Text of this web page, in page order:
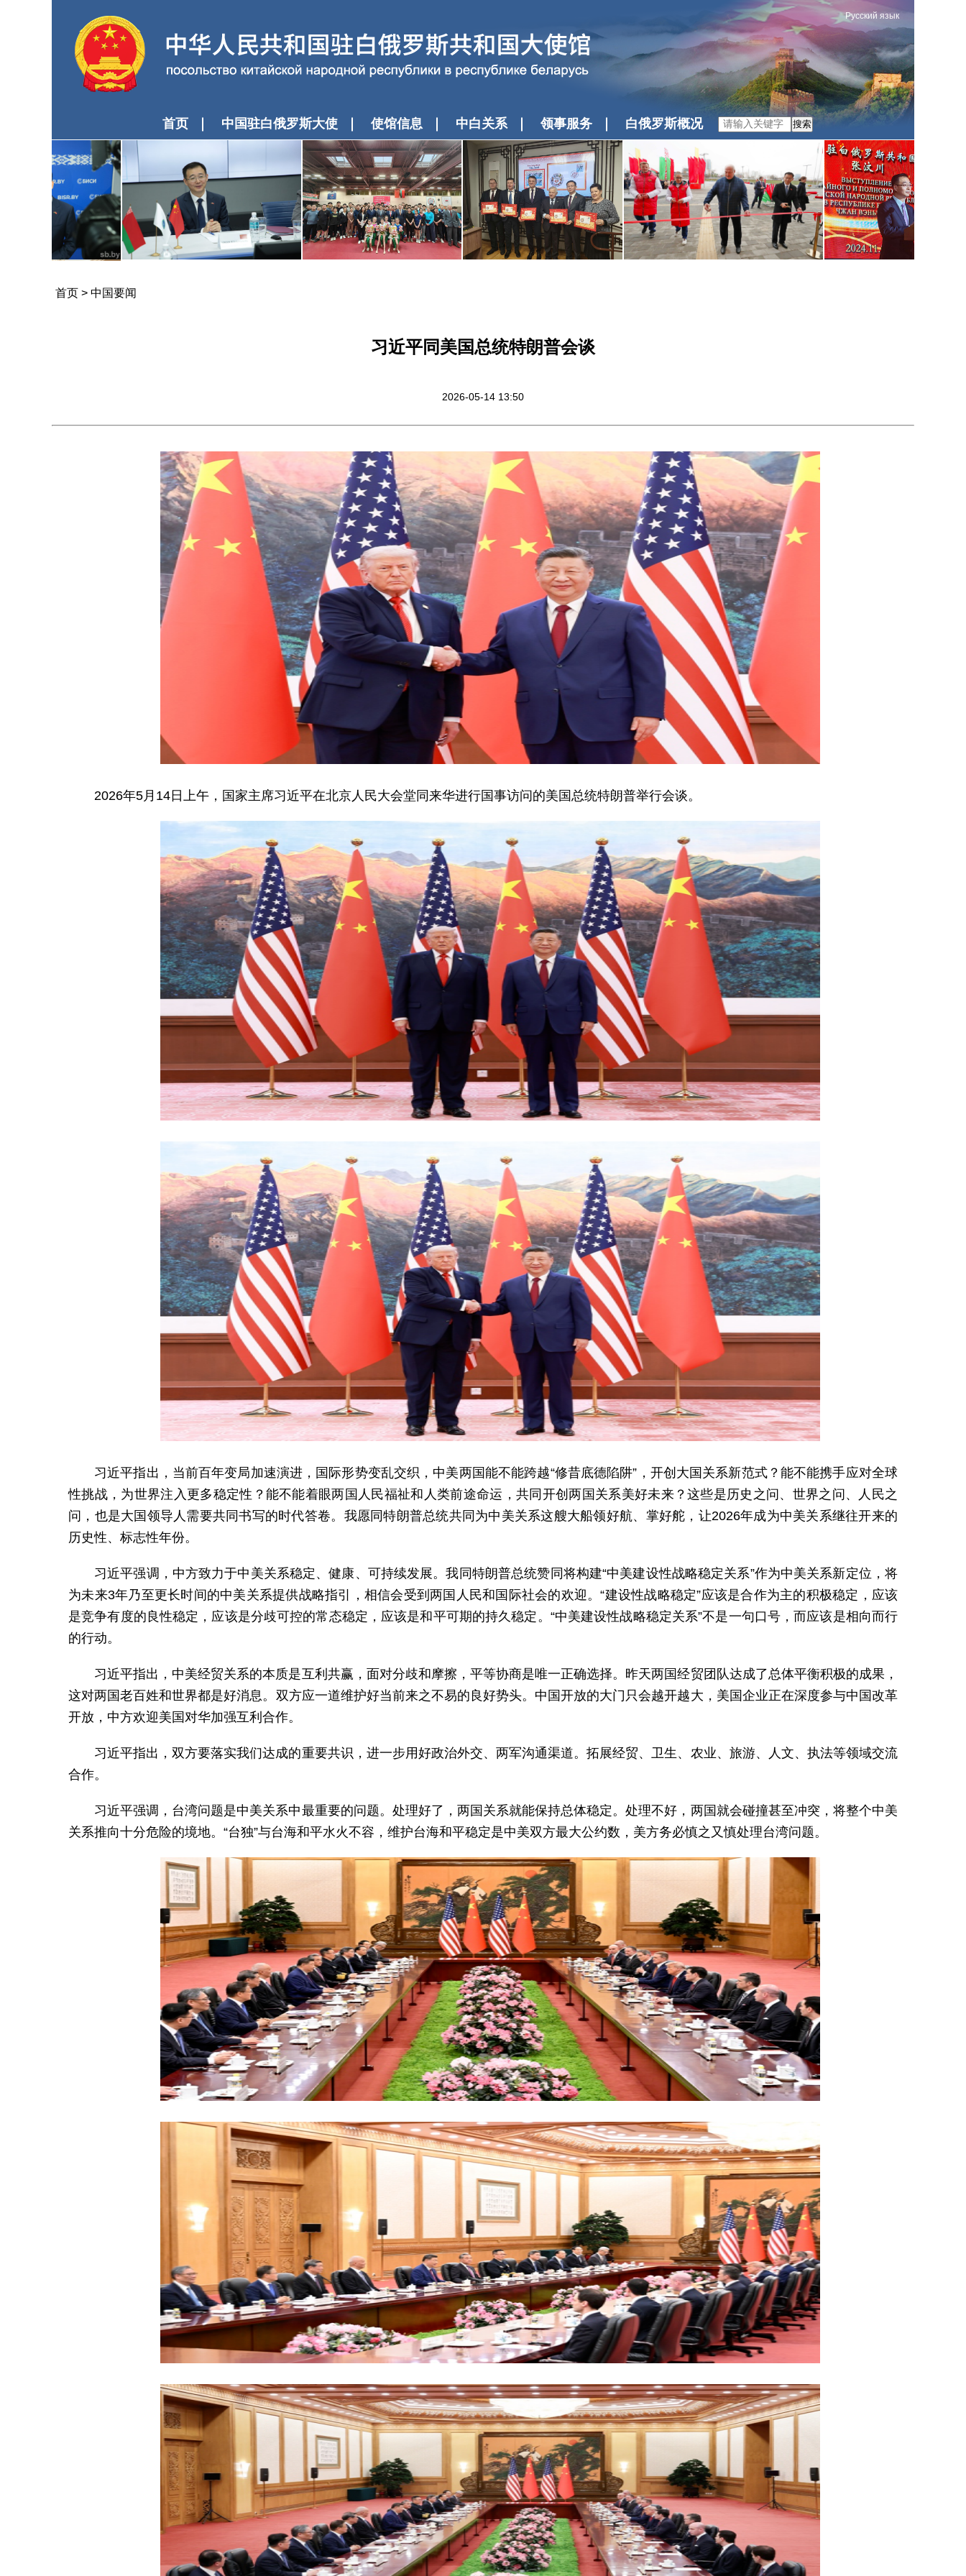
Русский язык
首页 中国驻白俄罗斯大使 使馆信息 中白关系 领事服务 白俄罗斯概况 搜索
首页 > 中国要闻
习近平同美国总统特朗普会谈
2026-05-14 13:50
2026年5月14日上午，国家主席习近平在北京人民大会堂同来华进行国事访问的美国总统特朗普举行会谈。
习近平指出，当前百年变局加速演进，国际形势变乱交织，中美两国能不能跨越“修昔底德陷阱”，开创大国关系新范式？能不能携手应对全球
性挑战，为世界注入更多稳定性？能不能着眼两国人民福祉和人类前途命运，共同开创两国关系美好未来？这些是历史之问、世界之问、人民之
问，也是大国领导人需要共同书写的时代答卷。我愿同特朗普总统共同为中美关系这艘大船领好航、掌好舵，让2026年成为中美关系继往开来的
历史性、标志性年份。
习近平强调，中方致力于中美关系稳定、健康、可持续发展。我同特朗普总统赞同将构建“中美建设性战略稳定关系”作为中美关系新定位，将
为未来3年乃至更长时间的中美关系提供战略指引，相信会受到两国人民和国际社会的欢迎。“建设性战略稳定”应该是合作为主的积极稳定，应该
是竞争有度的良性稳定，应该是分歧可控的常态稳定，应该是和平可期的持久稳定。“中美建设性战略稳定关系”不是一句口号，而应该是相向而行
的行动。
习近平指出，中美经贸关系的本质是互利共赢，面对分歧和摩擦，平等协商是唯一正确选择。昨天两国经贸团队达成了总体平衡积极的成果，
这对两国老百姓和世界都是好消息。双方应一道维护好当前来之不易的良好势头。中国开放的大门只会越开越大，美国企业正在深度参与中国改革
开放，中方欢迎美国对华加强互利合作。
习近平指出，双方要落实我们达成的重要共识，进一步用好政治外交、两军沟通渠道。拓展经贸、卫生、农业、旅游、人文、执法等领域交流
合作。
习近平强调，台湾问题是中美关系中最重要的问题。处理好了，两国关系就能保持总体稳定。处理不好，两国就会碰撞甚至冲突，将整个中美
关系推向十分危险的境地。“台独”与台海和平水火不容，维护台海和平稳定是中美双方最大公约数，美方务必慎之又慎处理台湾问题。